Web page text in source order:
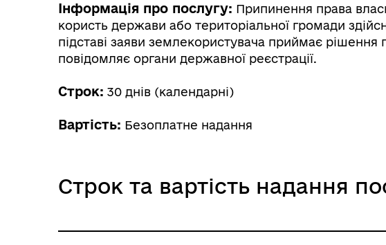
Інформація про послугу: Припинення права
користь держави або територіальної громади
підставі заяви землекористувача приймає
повідомляє органи державної реєстрації.
Строк: 30 днів (календарні)
Вартість: Безоплатне надання
Строк та вартість надання